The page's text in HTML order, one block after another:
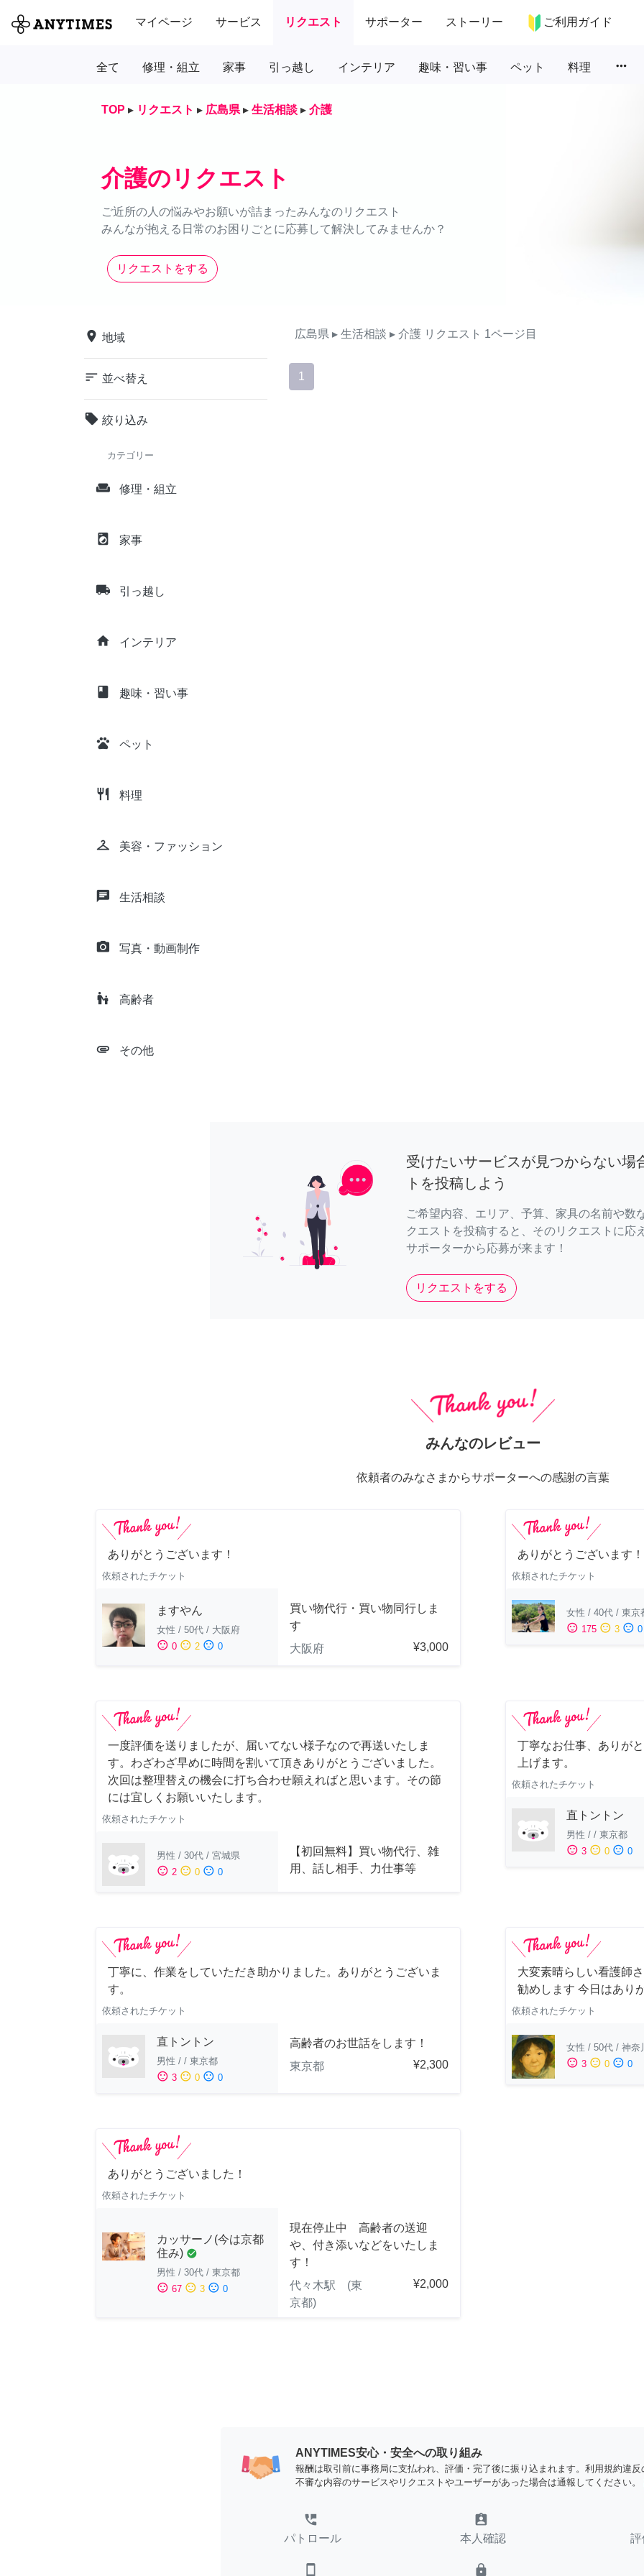
マイページ サービス リクエスト サポーター ストーリー ご利用ガイド
全て 修理・組立 家事 引っ越し インテリア 趣味・習い事 ペット 料理 more_horiz
TOP ▸ リクエスト ▸ 広島県 ▸ 生活相談 ▸ 介護
介護のリクエスト
ご近所の人の悩みやお願いが詰まったみんなのリクエスト
みんなが抱える日常のお困りごとに応募して解決してみませんか？
リクエストをする
place 地域
sort 並べ替え
local_offer 絞り込み
カテゴリー
weekend 修理・組立
local_laundry_service 家事
local_shipping 引っ越し
home インテリア
class 趣味・習い事
pets ペット
restaurant 料理
checkroom 美容・ファッション
chat 生活相談
camera_alt 写真・動画制作
escalator_warning 高齢者
attachment その他
広島県 ▸ 生活相談 ▸ 介護 リクエスト 1ページ目
1
受けたいサービスが見つからない場
トを投稿しよう
ご希望内容、エリア、予算、家具の名前や数
クエストを投稿すると、そのリクエストに応
サポーターから応募が来ます！
リクエストをする
みんなのレビュー
依頼者のみなさまからサポーターへの感謝の言葉
ありがとうございます！
依頼されたチケット
ますやん
女性 / 50代 / 大阪府
sentiment_satisfied 0 sentiment_neutral 2 sentiment_dissatisfied 0
買い物代行・買い物同行しま
す
大阪府
¥3,000
ありがとうございます！
依頼されたチケット
女性 / 40代 / 東京
sentiment_satisfied 175 sentiment_neutral 3 sentiment_dissatisfied 0
一度評価を送りましたが、届いてない様子なので再送いたしま
す。わざわざ早めに時間を割いて頂きありがとうございました。
次回は整理替えの機会に打ち合わせ願えればと思います。その節
には宜しくお願いいたします。
依頼されたチケット
男性 / 30代 / 宮城県
sentiment_satisfied 2 sentiment_neutral 0 sentiment_dissatisfied 0
【初回無料】買い物代行、雑
用、話し相手、力仕事等
丁寧なお仕事、ありが
上げます。
依頼されたチケット
直トントン
男性 / / 東京都
sentiment_satisfied 3 sentiment_neutral 0 sentiment_dissatisfied 0
丁寧に、作業をしていただき助かりました。ありがとうございま
す。
依頼されたチケット
直トントン
男性 / / 東京都
sentiment_satisfied 3 sentiment_neutral 0 sentiment_dissatisfied 0
高齢者のお世話をします！
東京都
¥2,300
大変素晴らしい看護師
勧めします 今日はあり
依頼されたチケット
女性 / 50代 / 神奈
sentiment_satisfied 3 sentiment_neutral 0 sentiment_dissatisfied 0
ありがとうございました！
依頼されたチケット
カッサーノ(今は京都
住み) check_circle
男性 / 30代 / 東京都
sentiment_satisfied 67 sentiment_neutral 3 sentiment_dissatisfied 0
現在停止中 高齢者の送迎
や、付き添いなどをいたしま
す！
代々木駅 (東
京都)
¥2,000
ANYTIMES安心・安全への取り組み
報酬は取引前に事務局に支払われ、評価・完了後に振り込まれます。利用規約違反
不審な内容のサービスやリクエストやユーザーがあった場合は通報してください。
perm_phone_msg
パトロール
assignment_ind
本人確認
smartphone lock